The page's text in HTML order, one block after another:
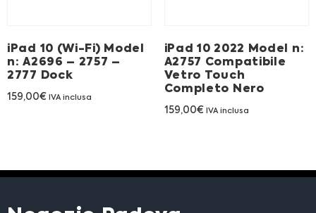
FRANCHISING
iPad 10 (Wi-Fi) Model
n: A2696 – 2757 –
2777 Dock
159,00€ IVA inclusa
iPad 10 2022 Model n:
A2757 Compatibile
Vetro Touch
Completo Nero
159,00€ IVA inclusa